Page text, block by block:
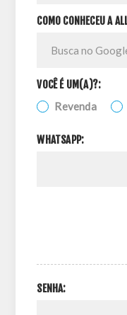
COMO CONHECEU A
VOCÊ É UM(A)?:
Revenda
WHATSAPP:
SENHA: